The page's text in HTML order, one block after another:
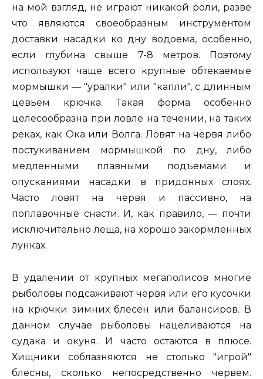
на мой взгляд, не играют никакой роли, разве
что являются своеобразным инструментом
доставки насадки ко дну водоема, особенно,
если глубина свыше 7-8 метров. Поэтому
используют чаще всего крупные обтекаемые
мормышки — "уралки" или "капли", с длинным
цевьем крючка. Такая форма особенно
целесообразна при ловле на течении, на таких
реках, как Ока или Волга. Ловят на червя либо
постукиванием мормышкой по дну, либо
медленными плавными подъемами и
опусканиями насадки в придонных слоях.
Часто ловят на червя и пассивно, на
поплавочные снасти. И, как правило, — почти
исключительно леща, на хорошо закормленных
лунках.
В удалении от крупных мегаполисов многие
рыболовы подсаживают червя или его кусочки
на крючки зимних блесен или балансиров. В
данном случае рыболовы нацеливаются на
судака и окуня. И часто остаются в плюсе.
Хищники соблазняются не столько "игрой"
блесны, сколько непосредственно червем.